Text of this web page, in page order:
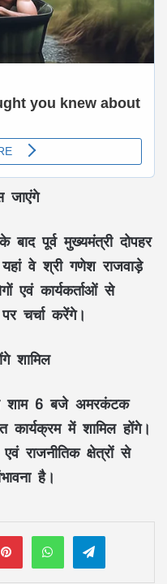
जाएंगे
पूर्व मुख्यमंत्री दोपहर
वे श्री गणेश राजवाड़े
एवं कार्यकर्ताओं से
चर्चा करेंगे।
शामिल
शाम 6 बजे अमरकंटक
कार्यक्रम में शामिल होंगे।
राजनीतिक क्षेत्रों से
है।
PinterestWhatsAppTelegram